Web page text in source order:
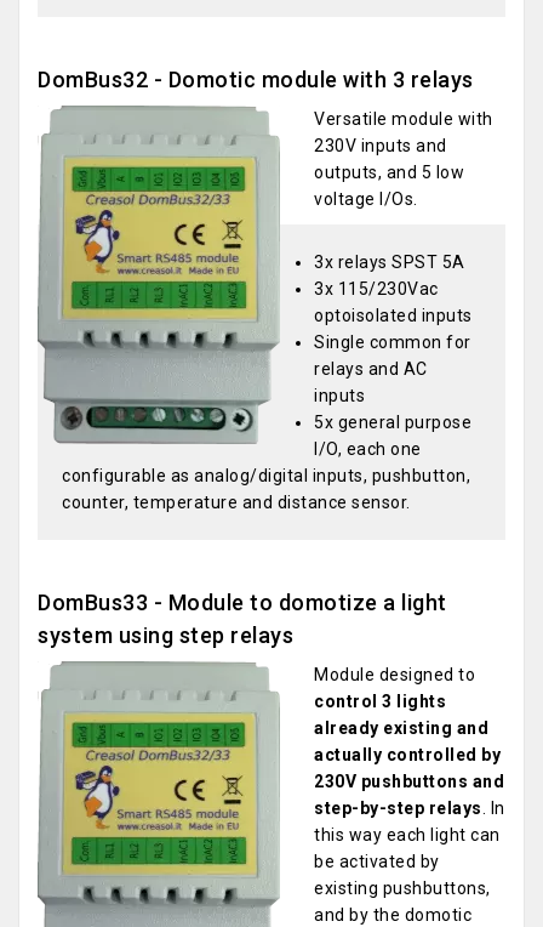
DomBus32 - Domotic module with 3 relays
Versatile module with
230V inputs and
outputs, and 5 low
voltage I/Os.
3x relays SPST 5A
3x 115/230Vac
optoisolated inputs
Single common for
relays and AC
inputs
5x general purpose
I/O, each one
configurable as analog/digital inputs, pushbutton,
counter, temperature and distance sensor.
DomBus33 - Module to domotize a light
system using step relays
Module designed to
control 3 lights
already existing and
actually controlled by
230V pushbuttons and
step-by-step relays. In
this way each light can
be activated by
existing pushbuttons,
and by the domotic